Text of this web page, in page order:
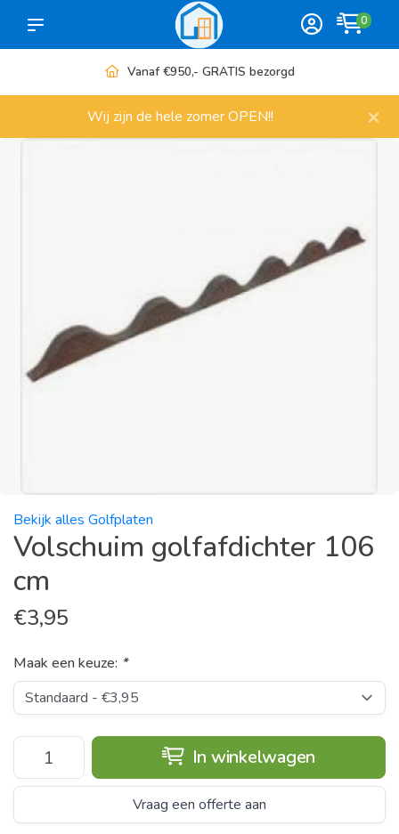
0
Meer dan 1000 artikelen
Wij zijn de hele zomer OPEN!! ×
Bekijk alles Golfplaten
Volschuim golfafdichter 106
cm
€3,95
Maak een keuze: *
In winkelwagen
Vraag een offerte aan